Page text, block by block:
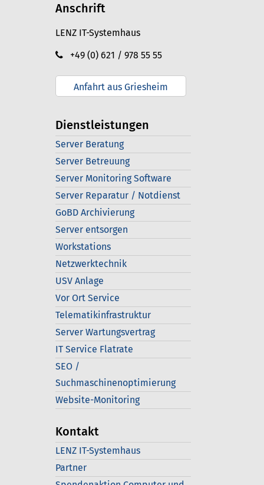
Anschrift
LENZ IT-Systemhaus
+49 (0) 621 / 978 55 55
Anfahrt aus Griesheim
Dienstleistungen
Server Beratung
Server Betreuung
Server Monitoring Software
Server Reparatur / Notdienst
GoBD Archivierung
Server entsorgen
Workstations
Netzwerktechnik
USV Anlage
Vor Ort Service
Telematikinfrastruktur
Server Wartungsvertrag
IT Service Flatrate
SEO /
Suchmaschinenoptimierung
Website-Monitoring
Kontakt
LENZ IT-Systemhaus
Partner